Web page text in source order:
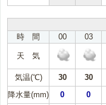
時 間
00 03
天 気
気温(℃) 30 30
降水量(mm)
0 0